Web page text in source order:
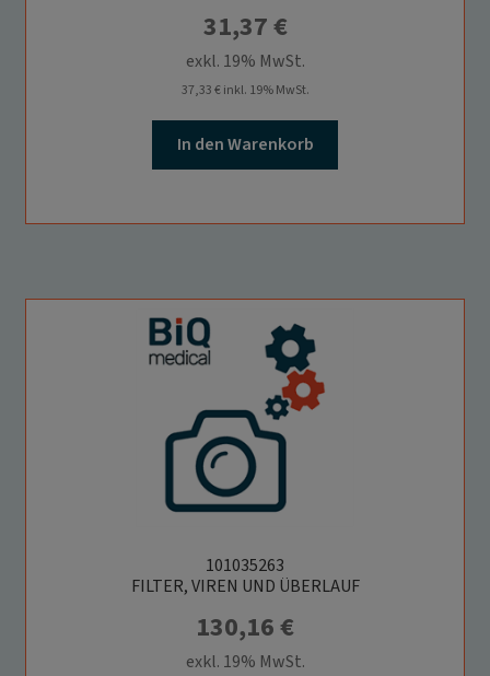
31,37€
exkl. 19% MwSt.
37,33€inkl. 19% MwSt.
In den Warenkorb
101035263
FILTER, VIREN UND ÜBERLAUF
130,16€
exkl. 19% MwSt.